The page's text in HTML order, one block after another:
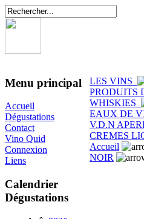
Menu principal
Accueil
Dégustations
Contact
Vino Quid
Connexion
Liens
Calendrier
Dégustations
LES VINS
PRODUITS
WHISKIES
EAUX DE
V.D.N
CREMES
Accueil
NOIR